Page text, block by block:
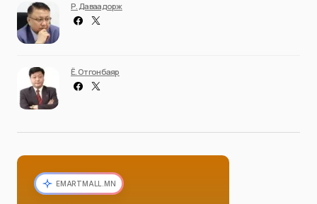
Р. Даваадорж
Ё. Отгонбаяр
EMARTMALL.MN